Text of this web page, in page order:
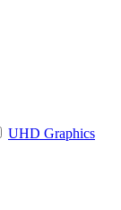
UHD Graphics